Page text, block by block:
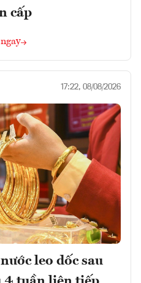
cấp
17:22, 08/08/2026
leo dốc sau